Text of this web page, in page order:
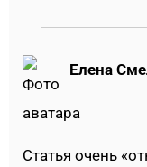
Елена
Статья очень